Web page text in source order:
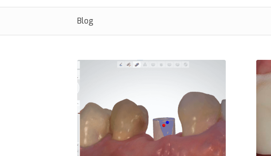
Blog